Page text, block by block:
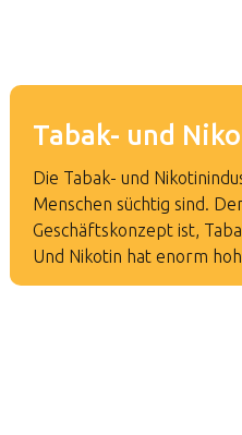
Tabak- und
Die Tabak- und
Menschen süchtig sind.
Geschäftskonzept ist,
Und Nikotin hat enorm